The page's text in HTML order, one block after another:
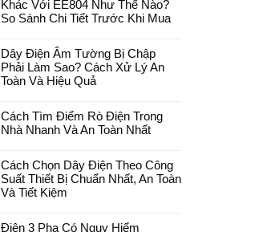
Khác Với EE804 Như Thế Nào?
So Sánh Chi Tiết Trước Khi Mua
Dây Điện Âm Tường Bị Chập
Phải Làm Sao? Cách Xử Lý An
Toàn Và Hiệu Quả
Cách Tìm Điểm Rò Điện Trong
Nhà Nhanh Và An Toàn Nhất
Cách Chọn Dây Điện Theo Công
Suất Thiết Bị Chuẩn Nhất, An Toàn
Và Tiết Kiệm
Điện 3 Pha Có Nguy Hiểm